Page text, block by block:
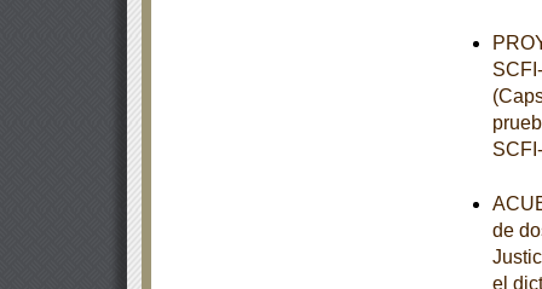
de
el